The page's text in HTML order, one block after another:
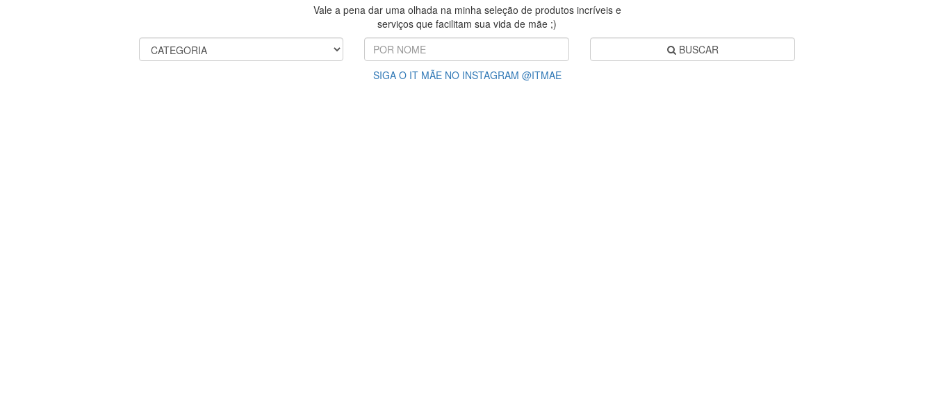
Vale a pena dar uma olhada na minha seleção de produtos incríveis e
serviços que facilitam sua vida de mãe ;)
BUSCAR
SIGA O IT MÃE NO INSTAGRAM @ITMAE